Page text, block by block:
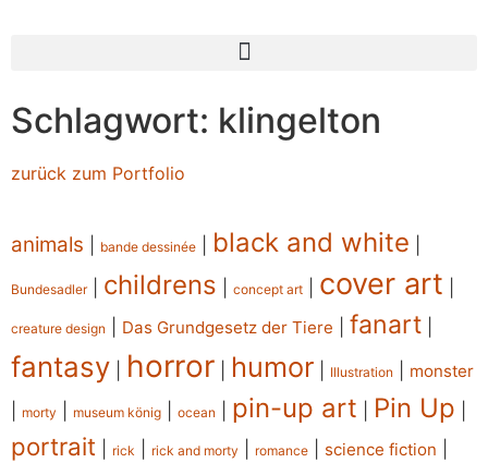
Schlagwort: klingelton
zurück zum Portfolio
animals bande dessinée black and white
Bundesadler| childrens concept art cover art
creature design Das Grundgesetz der Tiere fanart
fantasy horror humor Illustration monster
morty museum könig ocean pin-up art Pin Up
portrait rick rick and morty romance science fiction